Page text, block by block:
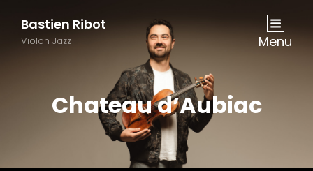
Bastien Ribot
Violon Jazz Menu
Chateau d’Aubiac